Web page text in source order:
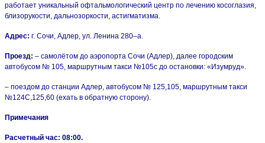
работает уникальный офтальмологический центр по лечению косоглазия,
близорукости, дальнозоркости, астигматизма.
Адрес: г. Сочи, Адлер, ул. Ленина 280–а.
Проезд: – самолётом до аэропорта Сочи (Адлер), далее городским
автобусом № 105, маршрутным такси №105с до остановки: «Изумруд».
– поездом до станции Адлер, автобусом № 125,105, маршрутным такси
№124С,125,60 (ехать в обратную сторону).
Примечания
Расчетный час: 08:00.